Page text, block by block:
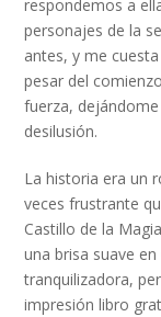
respondemos a
personajes de la
antes, y me
pesar del
fuerza,
desilusión.
La historia era un
veces frustrante
Castillo de la
una brisa suave
tranquilizadora,
impresión libro